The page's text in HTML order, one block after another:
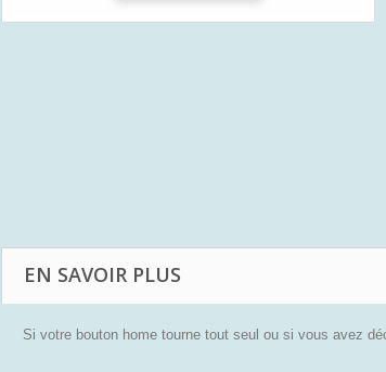
EN SAVOIR PLUS
Si votre bouton home tourne tout seul ou si vous avez